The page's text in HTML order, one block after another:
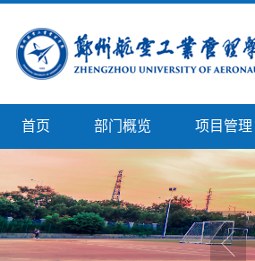
首页 部门概览 项目管理